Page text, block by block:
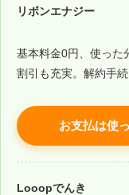
リボンエナジー
基本料金0円、使った
割引も充実。解約手続
お支払は使
Looopでんき